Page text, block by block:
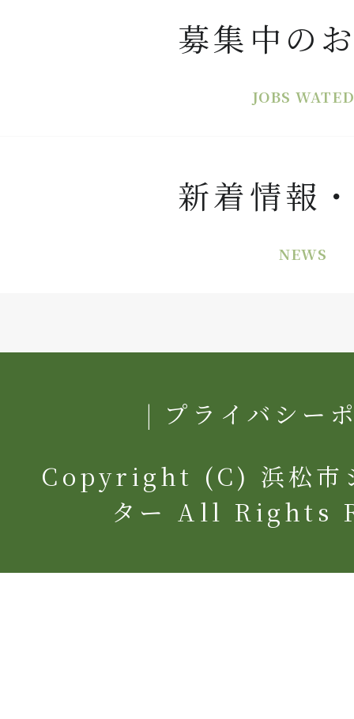
募集中の
JOBS WATED
新着情報
NEWS
プライバシー
Copyright (C) 浜松市
ター All Rights